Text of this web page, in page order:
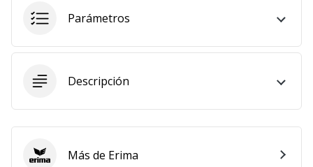
Parámetros
Descripción
ErimaMás de Erima